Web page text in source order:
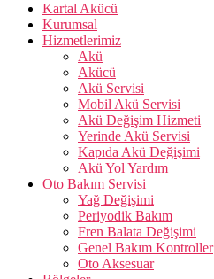
Kartal Akücü
Kurumsal
Hizmetlerimiz
Akü
Akücü
Akü Servisi
Mobil Akü Servisi
Akü Değişim Hizmeti
Yerinde Akü Servisi
Kapıda Akü Değişimi
Akü Yol Yardım
Oto Bakım Servisi
Yağ Değişimi
Periyodik Bakım
Fren Balata Değişimi
Genel Bakım Kontroller
Oto Aksesuar